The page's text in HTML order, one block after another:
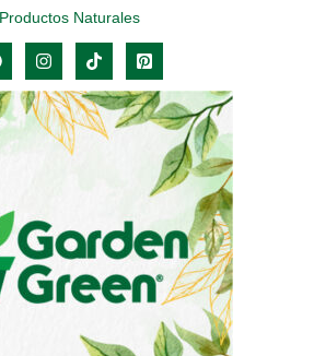
Productos Naturales